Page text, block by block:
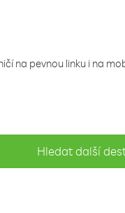
na pevnou linku i na
Hledat další